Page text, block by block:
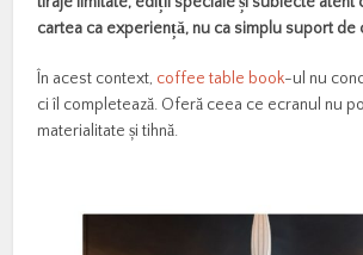
cartea ca experiență, nu ca simplu suport de
În acest context, coffee table book-ul nu
ci îl completează. Oferă ceea ce ecranul nu
materialitate și tihnă.